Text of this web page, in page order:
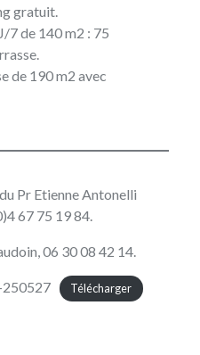
gratuit.
7 de 140 m2 : 75
de 190 m2 avec
Pr Etienne Antonelli
67 75 19 84.
06 30 08 42 14.
Télécharger